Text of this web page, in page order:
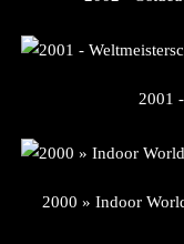
2001
2000 » Indoor